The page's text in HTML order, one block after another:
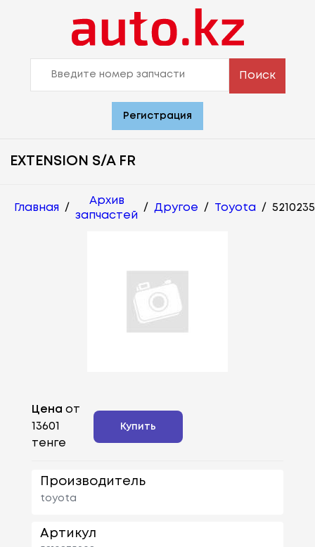
Поиск
Регистрация
EXTENSION S/A FR
Главная /
Архив
запчастей
/ Другое / Toyota /
Цена от
13601
тенге
Купить
Производитель
toyota
Артикул